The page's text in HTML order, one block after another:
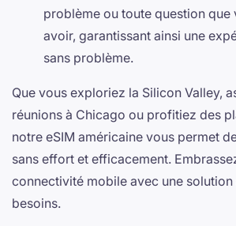
problème ou toute question que
avoir, garantissant ainsi une
sans problème.
Que vous exploriez la Silicon Valley,
réunions à Chicago ou profitiez des
notre eSIM américaine vous permet
sans effort et efficacement.
connectivité mobile avec une
besoins.